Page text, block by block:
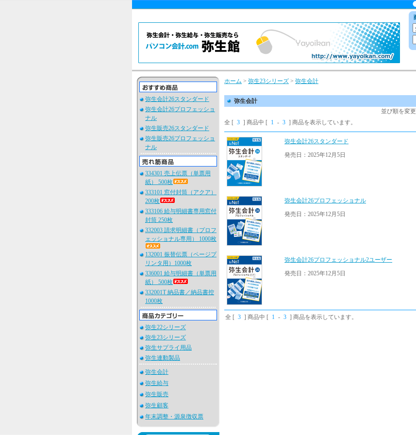
弥生会計26スタンダード
弥生会計26プロフェッショ
ナル
弥生販売26スタンダード
弥生販売26プロフェッショ
ナル
334301 売上伝票（単票用
紙） 500枚
333101 窓付封筒（アクア）
200枚
333106 給与明細書専用窓付
封筒 250枚
332003 請求明細書（プロフ
ェッショナル専用） 1000枚
132001 振替伝票（ページプ
リンタ用）1000枚
336001 給与明細書（単票用
紙） 500枚
332001T 納品書／納品書控
1000枚
弥生22シリーズ
弥生23シリーズ
弥生サプライ用品
弥生連動製品
弥生会計
弥生給与
弥生販売
弥生顧客
年末調整・源泉徴収票
ホーム > 弥生23シリーズ > 弥生会計
弥生会計
並び順を変更
全 [ 3 ] 商品中 [ 1 - 3 ] 商品を表示しています。
弥生会計26スタンダード
発売日：2025年12月5日
弥生会計26プロフェッショナル
発売日：2025年12月5日
弥生会計26プロフェッショナル2ユーザー
発売日：2025年12月5日
全 [ 3 ] 商品中 [ 1 - 3 ] 商品を表示しています。